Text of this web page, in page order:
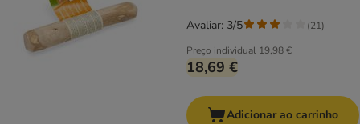
Preço individual 19,98 €
18,69 €
Avaliar: 3/5 (21)
Adicionar ao carrinho